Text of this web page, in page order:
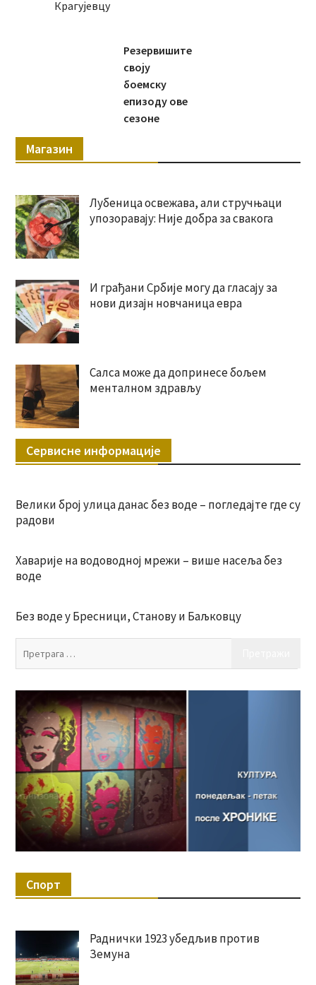
Крагујевцу
Резервишите
своју
боемску
епизоду ове
сезоне
Магазин
Лубеница освежава, али стручњаци
упозоравају: Није добра за свакога
И грађани Србије могу да гласају за
нови дизајн новчаница евра
Салса може да допринесе бољем
менталном здрављу
Сервисне информације
Велики број улица данас без воде – погледајте где су
радови
Хаварије на водоводној мрежи – више насеља без
воде
Без воде у Бресници, Станову и Баљковцу
Спорт
Раднички 1923 убедљив против
Земуна